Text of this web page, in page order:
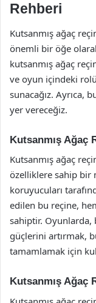
Rehberi
Kutsanmış ağaç
önemli bir öğe
kutsanmış ağaç
ve oyun içindeki
sunacağız. Ayrıca,
yer vereceğiz.
Kutsanmış Ağaç
Kutsanmış ağaç
özelliklere sahip bir
koruyucuları
edilen bu reçine,
sahiptir.
güçlerini artırmak,
tamamlamak için
Kutsanmış Ağaç